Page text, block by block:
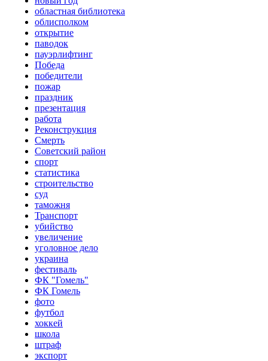
областная библиотека
облисполком
открытие
паводок
пауэрлифтинг
Победа
победители
пожар
праздник
презентация
работа
Реконструкция
Смерть
Советский район
спорт
статистика
строительство
суд
таможня
Транспорт
убийство
увеличение
уголовное дело
украина
фестиваль
ФК "Гомель"
ФК Гомель
фото
футбол
хоккей
школа
штраф
экспорт